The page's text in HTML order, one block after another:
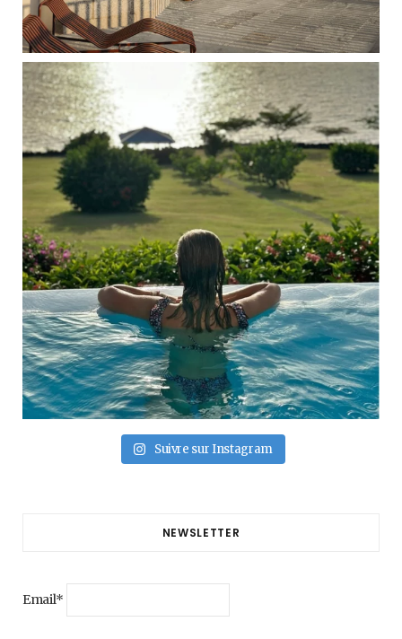
Suivre sur Instagram
NEWSLETTER
Email*